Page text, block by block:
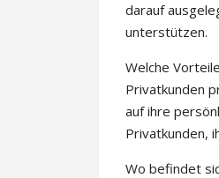
darauf
unterstützen.
Welche
Privatkunden
auf ihre
Privatkunden,
Wo befindet